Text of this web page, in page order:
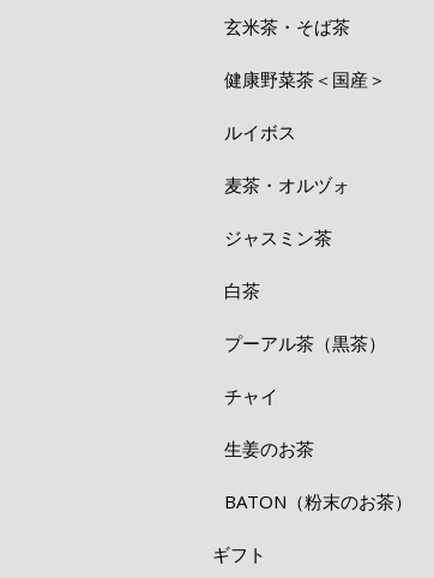
玄米茶・そば茶
健康野菜茶＜国産＞
ルイボス
麦茶・オルヅォ
ジャスミン茶
白茶
プーアル茶（黒茶）
チャイ
生姜のお茶
BATON（粉末のお茶）
ギフト